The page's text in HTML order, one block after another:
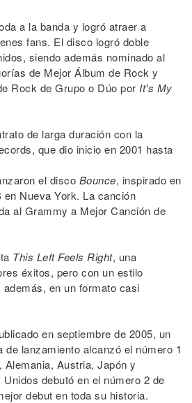
a la banda y logró atraer a
fans. El disco logró doble
siendo además nominado al
de Mejor Álbum de Rock y
Rock de Grupo o Dúo por It's My
de larga duración con la
que dio inicio en 2001 hasta
el disco Bounce, inspirado en
Nueva York. La canción
al Grammy a Mejor Canción de
This Left Feels Right, una
éxitos, pero con un estilo
en un formato casi
en septiembre de 2005, un
de lanzamiento alcanzó el número 1
Alemania, Austria, Japón y
debutó en el número 2 de
debut en toda su historia.